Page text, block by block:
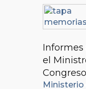
Informes
el
Ministerio